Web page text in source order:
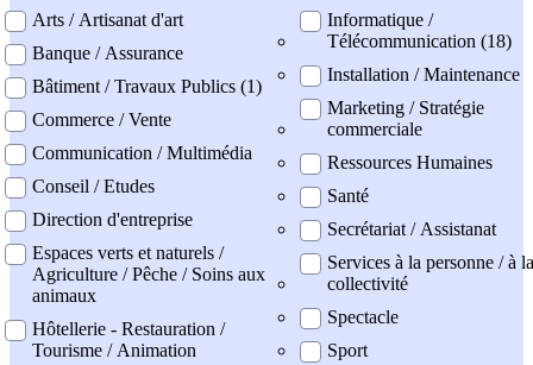
Arts / Artisanat d'art
Banque / Assurance
Bâtiment / Travaux Publics (1)
Commerce / Vente
Communication / Multimédia
Conseil / Etudes
Direction d'entreprise
Espaces verts et naturels /
Agriculture / Pêche / Soins aux
animaux
Hôtellerie - Restauration /
Tourisme / Animation
Informatique /
Télécommunication (18)
Installation / Maintenance
Marketing / Stratégie
commerciale
Ressources Humaines
Santé
Secrétariat / Assistanat
Services à la personne / à la
collectivité
Spectacle
Sport